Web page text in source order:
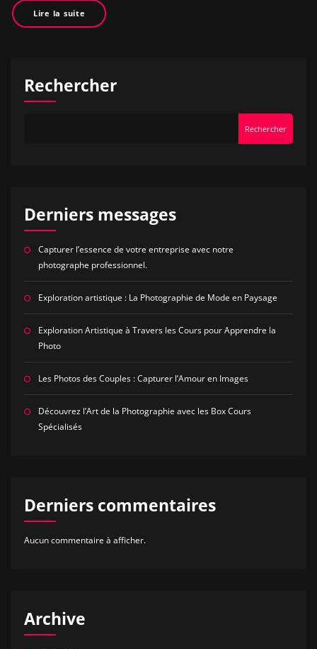
Lire la suite
Rechercher
Rechercher
Derniers messages
Capturer l’essence de votre entreprise avec notre
photographe professionnel.
Exploration artistique : La Photographie de Mode en Paysage
Exploration Artistique à Travers les Cours pour Apprendre la
Photo
Les Photos des Couples : Capturer l’Amour en Images
Découvrez l’Art de la Photographie avec les Box Cours
Spécialisés
Derniers commentaires
Aucun commentaire à afficher.
Archive